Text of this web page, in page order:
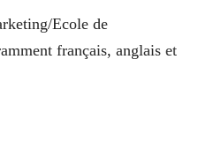
Ecole de
français, anglais et